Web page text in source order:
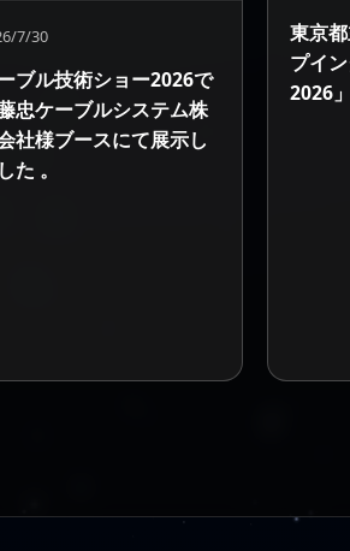
7/30
ブル技術ショー2026で
忠ケーブルシステム株
社様ブースにて展示し
た 。
東京
プイ
2026